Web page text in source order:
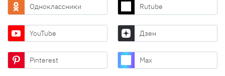
Одноклассники Rutube
YouTube Дзен
Pinterest Max